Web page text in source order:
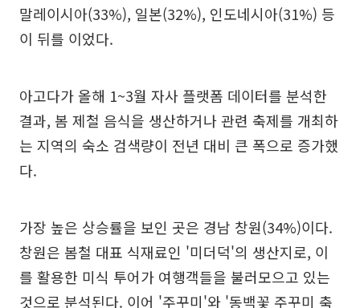
말레이시아(33%), 일본(32%), 인도네시아(31%) 등
이 뒤를 이었다.
아고다가 올해 1~3월 자사 플랫폼 데이터를 분석한
결과, 봄 제철 음식을 생산하거나 관련 축제를 개최하
는 지역의 숙소 검색량이 전년 대비 큰 폭으로 증가했
다.
가장 높은 상승률을 보인 곳은 경남 창원(34%)이다.
창원은 봄철 대표 식재료인 '미더덕'의 생산지로, 이
를 활용한 미식 투어가 여행객들을 불러모으고 있는
것으로 분석된다. 이어 '주꾸미'와 '동백꽃 주꾸미 축